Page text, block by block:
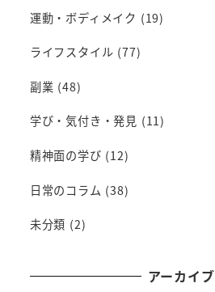
運動・ボディメイク (19)
ライフスタイル (77)
副業 (48)
学び・気付き・発見 (11)
精神面の学び (12)
日常のコラム (38)
未分類 (2)
アーカイブ